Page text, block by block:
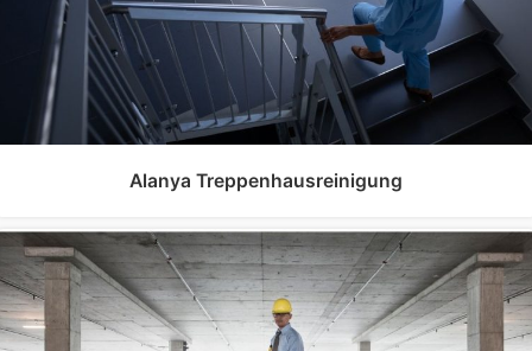
Alanya Treppenhausreinigung